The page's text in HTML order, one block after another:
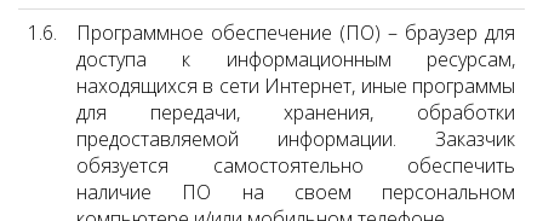
1.6.
Программное обеспечение (ПО) – браузер для
доступа к информационным ресурсам,
находящихся в сети Интернет, иные программы
для передачи, хранения, обработки
предоставляемой информации. Заказчик
обязуется самостоятельно обеспечить
наличие ПО на своем персональном